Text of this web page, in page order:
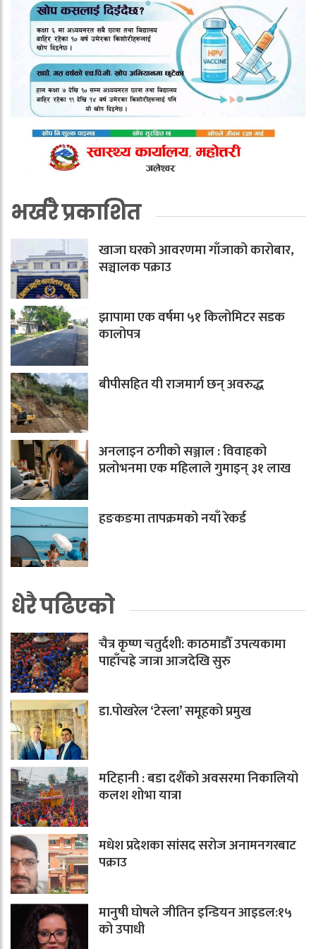
भर्खरै प्रकाशित
खाजा घरको आवरणमा गाँजाको कारोबार,
सञ्चालक पक्राउ
झापामा एक वर्षमा ५१ किलोमिटर सडक
कालोपत्र
बीपीसहित यी राजमार्ग छन् अवरुद्ध
अनलाइन ठगीको सञ्जाल : विवाहको
प्रलोभनमा एक महिलाले गुमाइन् ३१ लाख
हङकङमा तापक्रमको नयाँ रेकर्ड
धेरै पढिएको
चैत्र कृष्ण चतुर्दशी: काठमाडौँ उपत्यकामा
पाहाँचह्रे जात्रा आजदेखि सुरु
डा.पोखरेल ‘टेस्ला’ समूहको प्रमुख
मटिहानी : बडा दशैँको अवसरमा निकालियो
कलश शोभा यात्रा
मधेश प्रदेशका सांसद सरोज अनामनगरबाट
पक्राउ
मानुषी घोषले जीतिन इन्डियन आइडल:१५
को उपाधी